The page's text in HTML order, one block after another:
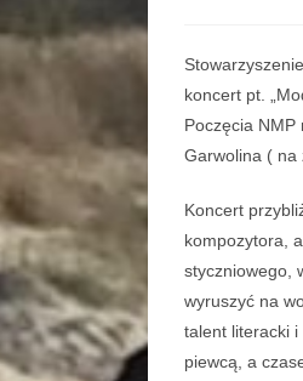
koncert pt.
Poczęcia
Garwolina ( na
Koncert
kompozytora,
styczniowego,
wyruszyć na
talent literacki i
piewcą, a